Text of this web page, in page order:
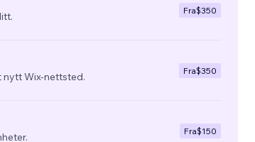
Fra$350
nytt Wix-nettsted.
Fra$350
Fra$150